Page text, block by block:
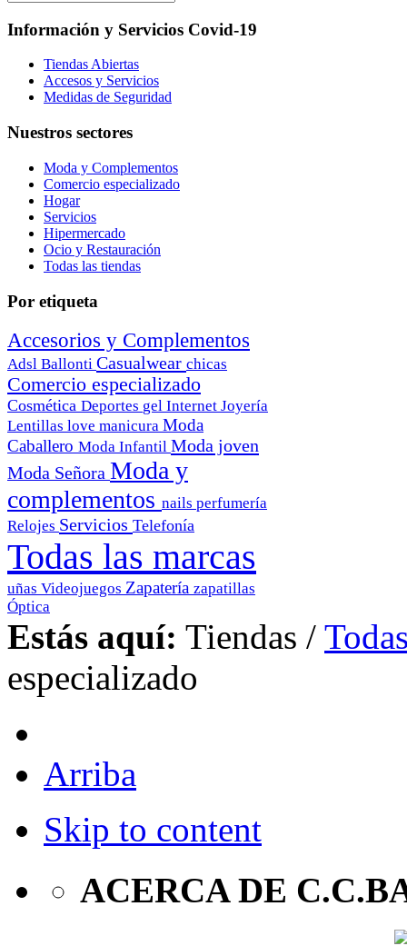
Información y Servicios Covid-19
Tiendas Abiertas
Accesos y Servicios
Medidas de Seguridad
Nuestros sectores
Moda y Complementos
Comercio especializado
Hogar
Servicios
Hipermercado
Ocio y Restauración
Todas las tiendas
Por etiqueta
Accesorios y Complementos
Adsl Ballonti Casualwear chicas
Comercio especializado
Cosmética Deportes gel Internet Joyería
Lentillas love manicura Moda
Caballero Moda Infantil Moda joven
Moda Señora Moda y
complementos nails perfumería
Relojes Servicios Telefonía
Todas las marcas
uñas Videojuegos Zapatería zapatillas
Óptica
Estás aquí: Tiendas /
especializado
Arriba
Skip to content
ACERCA DE